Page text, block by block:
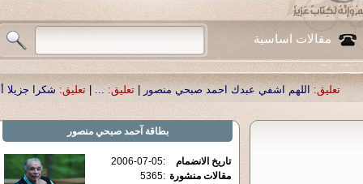
مقالات اساسية
اشفي عبدك احمد صبحي منصور تعليق: ...
|تعليق: شكرا جزيلا أستاذ حمد
بطاقة آحمد صبحي منصور
تاريخ الانضمام :
2006-07-05
مقالات منشورة :
5365